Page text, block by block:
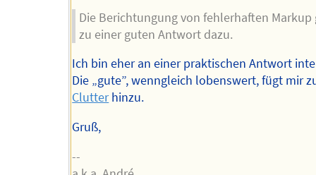
Die Berichtungung von fehlerhaften Markup
zu einer guten Antwort dazu.
Ich bin eher an einer praktischen Antwort
Die „gute”, wenngleich lobenswert, fügt mir
Clutterhinzu.
Gruß,
--